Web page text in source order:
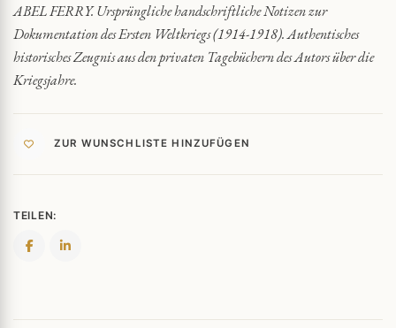
ABEL FERRY. Ursprüngliche handschriftliche Notizen zur
Dokumentation des Ersten Weltkriegs (1914-1918). Authentisches
historisches Zeugnis aus den privaten Tagebüchern des Autors über die
Kriegsjahre.
ZUR WUNSCHLISTE HINZUFÜGEN
TEILEN: